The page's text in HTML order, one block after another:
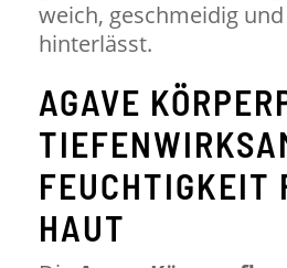
weich, geschmeidig
hinterlässt.
AGAVE
FEUCHTIGKEIT
HAUT